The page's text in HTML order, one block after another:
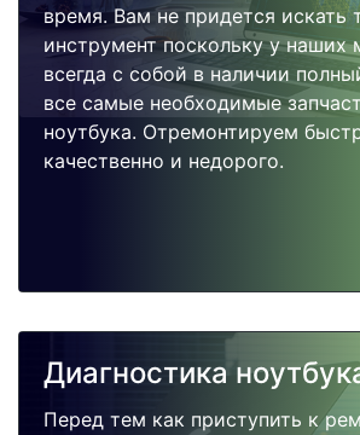
время. Вам не придется искать
инструмент поскольку у наших
всегда с собой в наличии
все самые необходимые
ноутбука. Отремонтируем
качественно и недорого.
Диагностика
Перед тем как приступить к